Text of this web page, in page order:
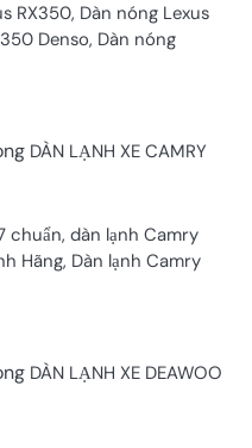
RX350, Dàn nóng Lexus
Denso, Dàn nóng
DÀN LẠNH XE CAMRY
chuẩn, dàn lạnh Camry
Hãng, Dàn lạnh Camry
DÀN LẠNH XE DEAWOO